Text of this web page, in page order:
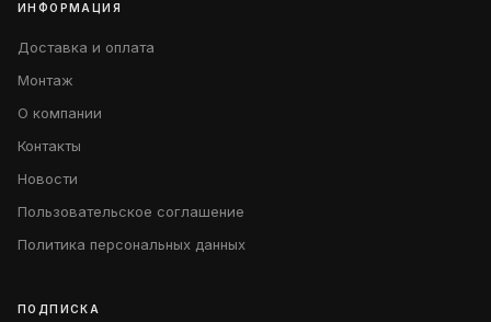
ИНФОРМАЦИЯ
Доставка и оплата
Монтаж
О компании
Контакты
Новости
Пользовательское соглашение
Политика персональных данных
ПОДПИСКА